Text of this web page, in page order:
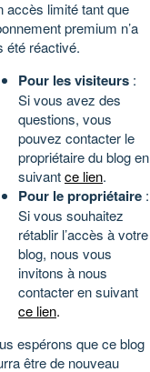
accès limité tant que
premium n’a
été réactivé.
Pour les visiteurs :
Si vous avez des
questions, vous
pouvez contacter le
propriétaire du blog en
suivantce lien.
Pour le propriétaire :
Si vous souhaitez
rétablir l’accès à votre
blog, nous vous
invitons à nous
contacter en suivant
ce lien.
espérons que ce blog
être de nouveau